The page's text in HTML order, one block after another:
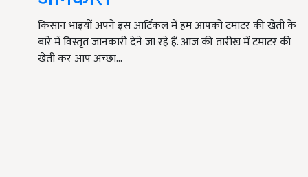
किसान भाइयों अपने इस आर्टिकल में हम आपको टमाटर की खेती के
बारे में विस्तृत जानकारी देने जा रहे हैं. आज की तारीख में टमाटर की
खेती कर आप अच्छा…